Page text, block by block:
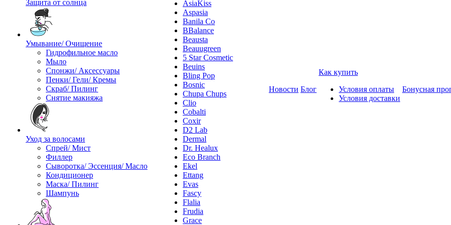
Защита от солнца
Умывание/ Очищение
Гидрофильное масло
Мыло
Спонжи/ Аксессуары
Пенки/ Гели/ Кремы
Скраб/ Пилинг
Снятие макияжа
Уход за волосами
Спрей/ Мист
Филлер
Сыворотка/ Эссенция/ Масло
Кондиционер
Маска/ Пилинг
Шампунь
AsiaKiss
Aspasia
Banila Co
BBalance
Beausta
Beauugreen
5 Star Cosmetic
Beuins
Bling Pop
Bosnic
Chupa Chups
Clio
Cobalti
Coxir
D2 Lab
Dermal
Dr. Healux
Eco Branch
Ekel
Ettang
Evas
Fascy
Flalia
Frudia
Grace
Новости Блог
Как купить
Условия оплаты
Условия доставки
Бонусная